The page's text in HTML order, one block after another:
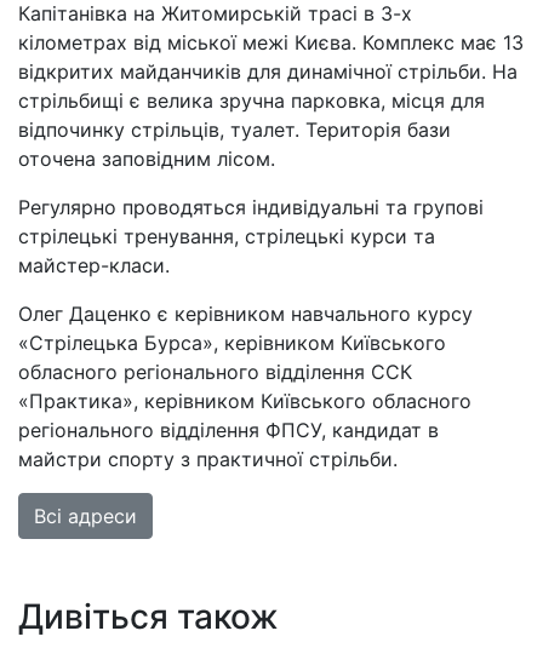
Капітанівка на Житомирській трасі в 3-х
кілометрах від міської межі Києва. Комплекс має 13
відкритих майданчиків для динамічної стрільби. На
стрільбищі є велика зручна парковка, місця для
відпочинку стрільців, туалет. Територія бази
оточена заповідним лісом.
Регулярно проводяться індивідуальні та групові
стрілецькі тренування, стрілецькі курси та
майстер-класи.
Олег Даценко є керівником навчального курсу
«Стрілецька Бурса», керівником Київського
обласного регіонального відділення ССК
«Практика», керівником Київського обласного
регіонального відділення ФПСУ, кандидат в
майстри спорту з практичної стрільби.
Всі адреси
Дивіться також